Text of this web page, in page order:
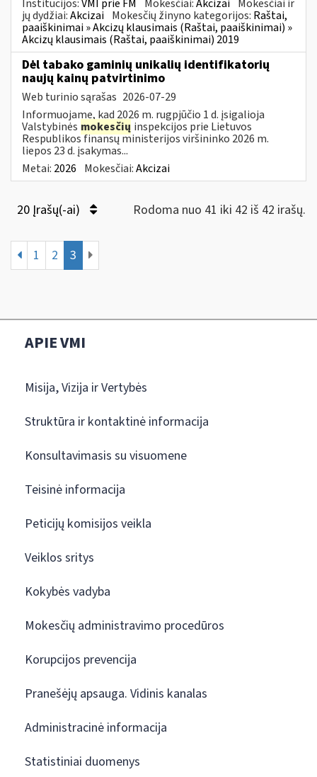
Institucijos:VMI prie FM Mokesčiai:Akcizai Mokesčiai ir
jų dydžiai:Akcizai Mokesčių žinyno kategorijos: Raštai,
paaiškinimai » Akcizų klausimais (Raštai, paaiškinimai) »
Akcizų klausimais (Raštai, paaiškinimai) 2019
Dėl tabako gaminių unikalių identifikatorių
naujų kainų patvirtinimo
Web turinio sąrašas 2026-07-29
Informuojame, kad 2026 m. rugpjūčio 1 d. įsigalioja
Valstybinės mokesčių inspekcijos prie Lietuvos
Respublikos finansų ministerijos viršininko 2026 m.
liepos 23 d. įsakymas...
Metai: 2026 Mokesčiai:Akcizai
20 Įrašų(-ai) Rodoma nuo 41 iki 42 iš 42 irašų.
1 2 3
APIE VMI
Misija, Vizija ir Vertybės
Struktūra ir kontaktinė informacija
Konsultavimasis su visuomene
Teisinė informacija
Peticijų komisijos veikla
Veiklos sritys
Kokybės vadyba
Mokesčių administravimo procedūros
Korupcijos prevencija
Pranešėjų apsauga. Vidinis kanalas
Administracinė informacija
Statistiniai duomenys